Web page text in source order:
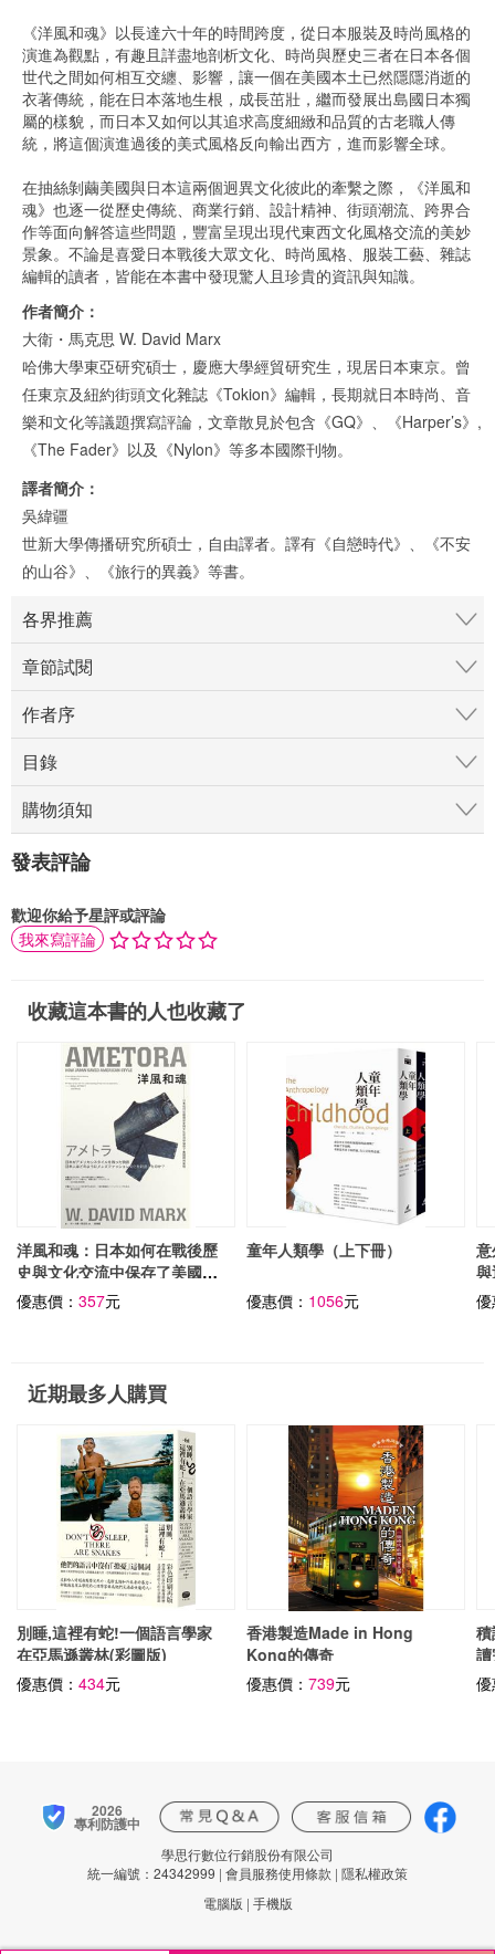
《洋風和魂》以長達六十年的時間跨度，從日本服裝及時尚風格的
演進為觀點，有趣且詳盡地剖析文化、時尚與歷史三者在日本各個
世代之間如何相互交纏、影響，讓一個在美國本土已然隱隱消逝的
衣著傳統，能在日本落地生根，成長茁壯，繼而發展出島國日本獨
屬的樣貌，而日本又如何以其追求高度細緻和品質的古老職人傳
統，將這個演進過後的美式風格反向輸出西方，進而影響全球。
在抽絲剝繭美國與日本這兩個迥異文化彼此的牽繫之際，《洋風和
魂》也逐一從歷史傳統、商業行銷、設計精神、街頭潮流、跨界合
作等面向解答這些問題，豐富呈現出現代東西文化風格交流的美妙
景象。不論是喜愛日本戰後大眾文化、時尚風格、服裝工藝、雜誌
編輯的讀者，皆能在本書中發現驚人且珍貴的資訊與知識。
作者簡介：
大衛・馬克思 W. David Marx
哈佛大學東亞研究碩士，慶應大學經貿研究生，現居日本東京。曾
任東京及紐約街頭文化雜誌《Tokion》編輯，長期就日本時尚、音
樂和文化等議題撰寫評論，文章散見於包含《GQ》、《Harper’s》,
《The Fader》以及《Nylon》等多本國際刊物。
譯者簡介：
吳緯疆
世新大學傳播研究所碩士，自由譯者。譯有《自戀時代》、《不安
的山谷》、《旅行的異義》等書。
各界推薦
章節試閱
作者序
目錄
購物須知
發表評論
歡迎你給予星評或評論
我來寫評論
收藏這本書的人也收藏了
洋風和魂：日本如何在戰後歷
史與文化交流中保存了美國時
尚風格
優惠價： 357元
童年人類學（上下冊）
優惠價： 1056元
近期最多人購買
別睡,這裡有蛇!一個語言學家
在亞馬遜叢林(彩圖版)
優惠價： 434元
香港製造Made in Hong
Kong的傳奇
優惠價：739元
2026
專利防護中
學思行數位行銷股份有限公司
統一編號：24342999 | 會員服務使用條款 | 隱私權政策
電腦版 | 手機版